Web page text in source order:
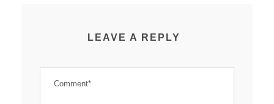
LEAVE A REPLY